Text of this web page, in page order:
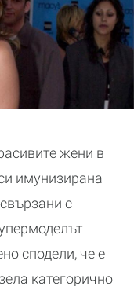
жени в
имунизирана
с
сподели, че е
категорично